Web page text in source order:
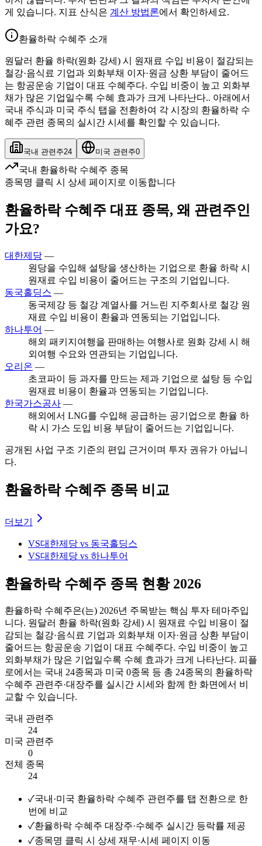
게 있습니다. 지표 산식은 계산 방법론에서 확인하세요.
환율하락 수혜주 소개
원달러 환율 하락(원화 강세) 시 원재료 수입 비용이 절감되는
철강·음식료 기업과 외화부채 이자·원금 상환 부담이 줄어드
는 항공운송 기업이 대표 수혜주다. 수입 비중이 높고 외화부
채가 많은 기업일수록 수혜 효과가 크게 나타난다.. 아래에서
국내 주식과 미국 주식 탭을 전환하여 각 시장의 환율하락 수
혜주 관련 종목의 실시간 시세를 확인할 수 있습니다.
국내 관련주24 미국 관련주0
국내 환율하락 수혜주 종목
종목명 클릭 시 상세 페이지로 이동합니다
환율하락 수혜주 대표 종목, 왜 관련주인
가요?
대한제당 —
원당을 수입해 설탕을 생산하는 기업으로 환율 하락 시
원재료 수입 비용이 줄어드는 구조의 기업입니다.
동국홀딩스 —
동국제강 등 철강 계열사를 거느린 지주회사로 철강 원
재료 수입 비용이 환율과 연동되는 기업입니다.
하나투어 —
해외 패키지여행을 판매하는 여행사로 원화 강세 시 해
외여행 수요와 연관되는 기업입니다.
오리온 —
초코파이 등 과자를 만드는 제과 기업으로 설탕 등 수입
원재료 비용이 환율과 연동되는 기업입니다.
한국가스공사 —
해외에서 LNG를 수입해 공급하는 공기업으로 환율 하
락 시 가스 도입 비용 부담이 줄어드는 기업입니다.
공개된 사업 구조 기준의 편입 근거이며 투자 권유가 아닙니
다.
환율하락 수혜주 종목 비교
더보기
VS대한제당 vs 동국홀딩스
VS대한제당 vs 하나투어
환율하락 수혜주 종목 현황 2026
환율하락 수혜주은(는) 2026년 주목받는 핵심 투자 테마주입
니다. 원달러 환율 하락(원화 강세) 시 원재료 수입 비용이 절
감되는 철강·음식료 기업과 외화부채 이자·원금 상환 부담이
줄어드는 항공운송 기업이 대표 수혜주다. 수입 비중이 높고
외화부채가 많은 기업일수록 수혜 효과가 크게 나타난다. 피플
로에서는 국내 24종목과 미국 0종목 등 총 24종목의 환율하락
수혜주 관련주·대장주를 실시간 시세와 함께 한 화면에서 비
교할 수 있습니다.
국내 관련주
24
미국 관련주
0
전체 종목
24
✓국내·미국 환율하락 수혜주 관련주를 탭 전환으로 한
번에 비교
✓환율하락 수혜주 대장주·수혜주 실시간 등락률 제공
✓종목명 클릭 시 상세 재무·시세 페이지 이동